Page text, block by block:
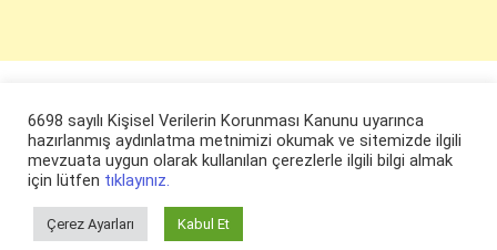
© ruyaevi.com 2022
6698 sayılı Kişisel Verilerin Korunması Kanunu uyarınca
hazırlanmış aydınlatma metnimizi okumak ve sitemizde ilgili
mevzuata uygun olarak kullanılan çerezlerle ilgili bilgi almak
için lütfen tıklayınız.
Çerez Ayarları Kabul Et